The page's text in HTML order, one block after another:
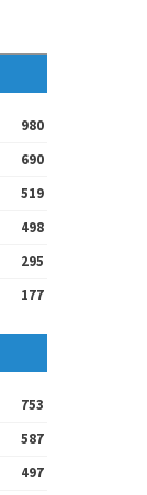
980
690
519
498
295
177
753
587
497